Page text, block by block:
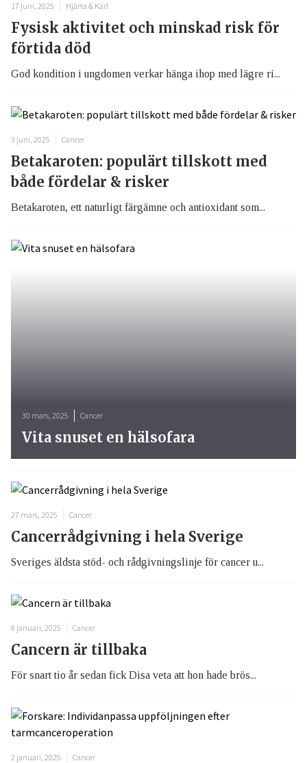
17 juni, 2025 Hjärta & Kärl
Fysisk aktivitet och minskad risk för
förtida död
God kondition i ungdomen verkar hänga ihop med lägre ri...
3 juni, 2025 Cancer
Betakaroten: populärt tillskott med
både fördelar & risker
Betakaroten, ett naturligt färgämne och antioxidant som...
30 mars, 2025 Cancer
Vita snuset en hälsofara
27 mars, 2025 Cancer
Cancerrådgivning i hela Sverige
Sveriges äldsta stöd- och rådgivningslinje för cancer u...
8 januari, 2025 Cancer
Cancern är tillbaka
För snart tio år sedan fick Disa veta att hon hade brös...
2 januari, 2025 Cancer